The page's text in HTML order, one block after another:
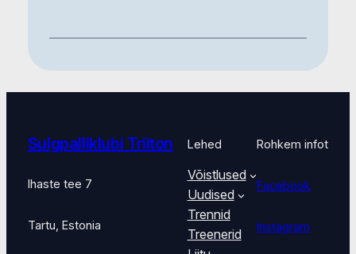
Sulgpalliklubi Triiton
Ihaste tee 7
Tartu, Estonia
Lehed
Võistlused
Uudised
Trennid
Treenerid
Rohkem infot
Facebook
Instagram